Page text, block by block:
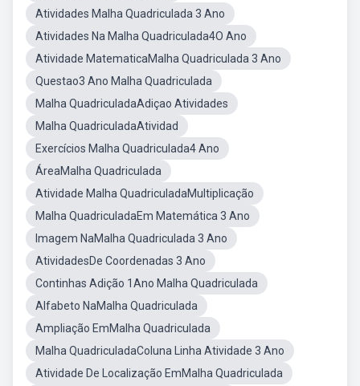
Atividades Malha Quadriculada 3 Ano
Atividades Na Malha Quadriculada4O Ano
Atividade MatematicaMalha Quadriculada 3 Ano
Questao3 Ano Malha Quadriculada
Malha QuadriculadaAdiçao Atividades
Malha QuadriculadaAtividad
Exercícios Malha Quadriculada4 Ano
ÁreaMalha Quadriculada
Atividade Malha QuadriculadaMultiplicação
Malha QuadriculadaEm Matemática 3 Ano
Imagem NaMalha Quadriculada 3 Ano
AtividadesDe Coordenadas 3 Ano
Continhas Adição 1Ano Malha Quadriculada
Alfabeto NaMalha Quadriculada
Ampliação EmMalha Quadriculada
Malha QuadriculadaColuna Linha Atividade 3 Ano
Atividade De Localização EmMalha Quadriculada